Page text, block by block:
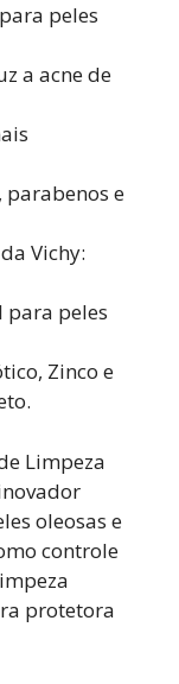
peles
a acne de
parabenos e
Vichy:
para peles
Zinco e
Limpeza
oleosas e
controle
protetora